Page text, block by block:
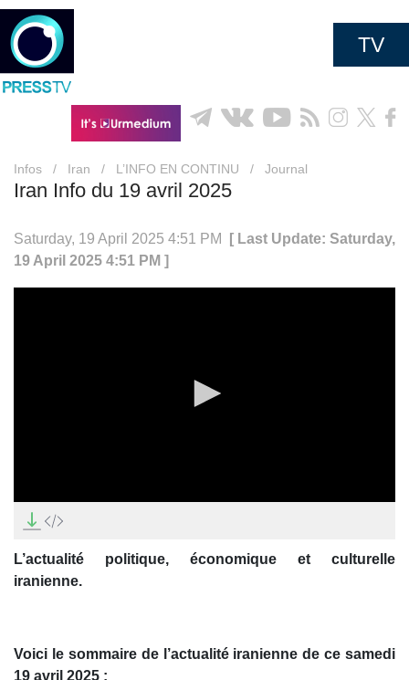
TV
Infos / Iran / L’INFO EN CONTINU / Journal
Iran Info du 19 avril 2025
Saturday, 19 April 2025 4:51 PM
[ Last Update: Saturday,
19 April 2025 4:51 PM ]
seconds
0
seconds
L’actualité politique, économique et culturelle
iranienne.
Voici le sommaire de l’actualité iranienne de ce samedi
19 avril 2025 :